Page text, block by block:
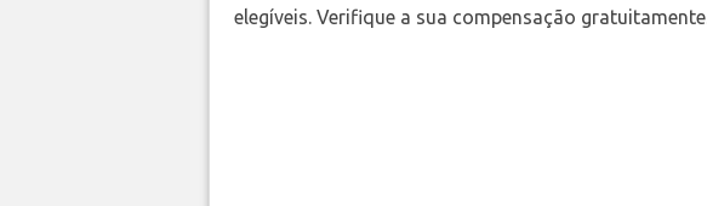
elegíveis. Verifique a sua compensação gratuitamente.